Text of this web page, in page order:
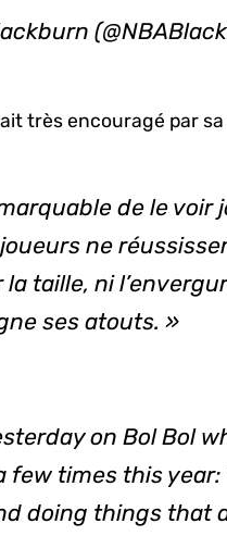
très encouragé par
de le
ne
la taille, ni
ses atouts. »
on Bol Bol
few times this
doing things that